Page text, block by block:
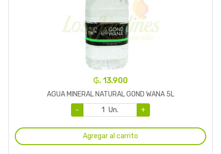
₲. 13.900
AGUA MINERAL NATURAL GOND WANA 5L
-
Un. +
Agregar al carrito